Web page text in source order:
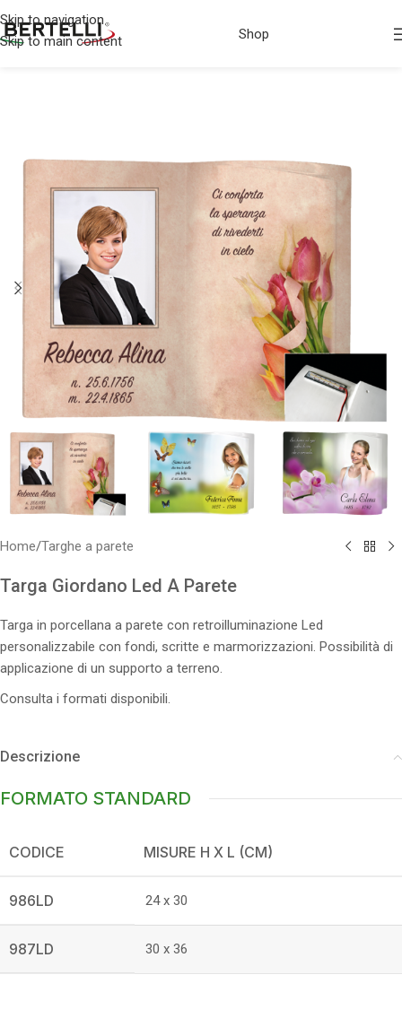
Skip to navigation
Skip to main content
Shop
Home/Targhe a parete
Targa Giordano Led A Parete
Targa in porcellana a parete con retroilluminazione Led
personalizzabile con fondi, scritte e marmorizzazioni. Possibilità di
applicazione di un supporto a terreno.
Consulta i formati disponibili.
Descrizione
FORMATO STANDARD
CODICE MISURE H X L (CM)
986LD 24 x 30
987LD 30 x 36